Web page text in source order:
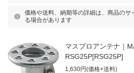
価格や送料、納期等の詳細は、商品のサ
る場合があります
マスプロアンテナ｜
RSG25P[RSG25P]
1,630円(価格+送料)